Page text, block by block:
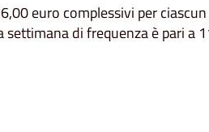
euro complessivi per
di frequenza è pari a